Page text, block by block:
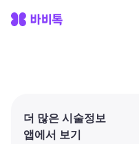
더 많은 시술정보
앱에서 보기